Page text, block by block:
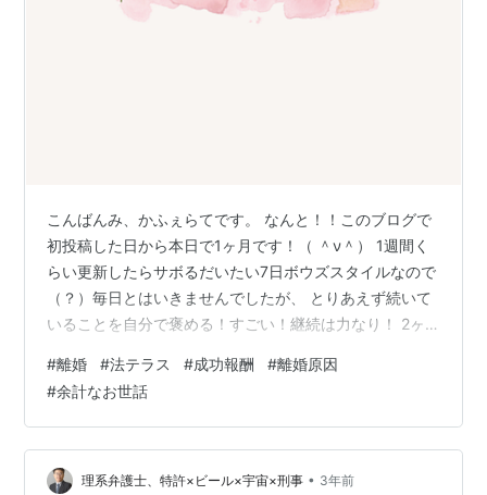
こんばんみ、かふぇらてです。 なんと！！このブログで
初投稿した日から本日で1ヶ月です！（ ＾ν＾） 1週間く
らい更新したらサボるだいたい7日ボウズスタイルなので
（？）毎日とはいきませんでしたが、 とりあえず続いて
いることを自分で褒める！すごい！継続は力なり！ 2ヶ
て、離婚が成立して数ヶ月経つのですが、久々に担当弁
護士さんからメールが。 何かと思えば、 なんと成功報酬
の精算を失念していたのでこれから法テラスに連絡しま
す！ 支払いがあるので元夫から貰ったお金使い切らない
でね！ というものでした。 ま・じ・かーーーーいΣ(ﾟ∀ﾟ
#離婚 #法テラス #成功報酬 #離婚原因
#余計なお世話
理系弁護士、特許×ビール×宇宙×刑事 • 3年前